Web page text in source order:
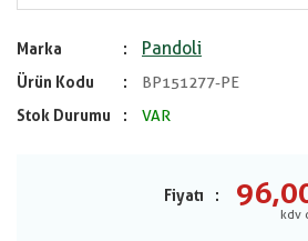
Marka Pandoli
Ürün Kodu
BP151277-PE
Stok Durumu
VAR
Fiyatı